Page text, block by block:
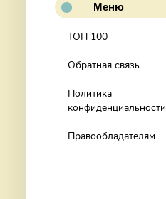
Меню
ТОП 100
Обратная связь
Политика
конфиденциальности
Правообладателям